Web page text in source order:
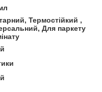
Термостійкий ,
Для паркету